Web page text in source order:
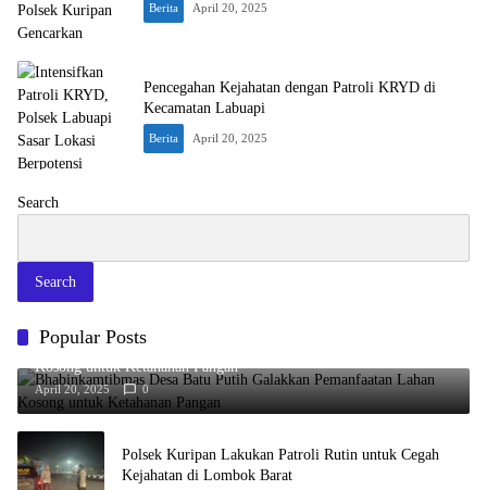
Berita April 20, 2025
Pencegahan Kejahatan dengan Patroli KRYD di
Kecamatan Labuapi
Berita April 20, 2025
Search
Search
Popular Posts
Bhabinkamtibmas Desa Batu Putih Galakkan Pemanfaatan Lahan
Kosong untuk Ketahanan Pangan
April 20, 2025 0
Polsek Kuripan Lakukan Patroli Rutin untuk Cegah
Kejahatan di Lombok Barat